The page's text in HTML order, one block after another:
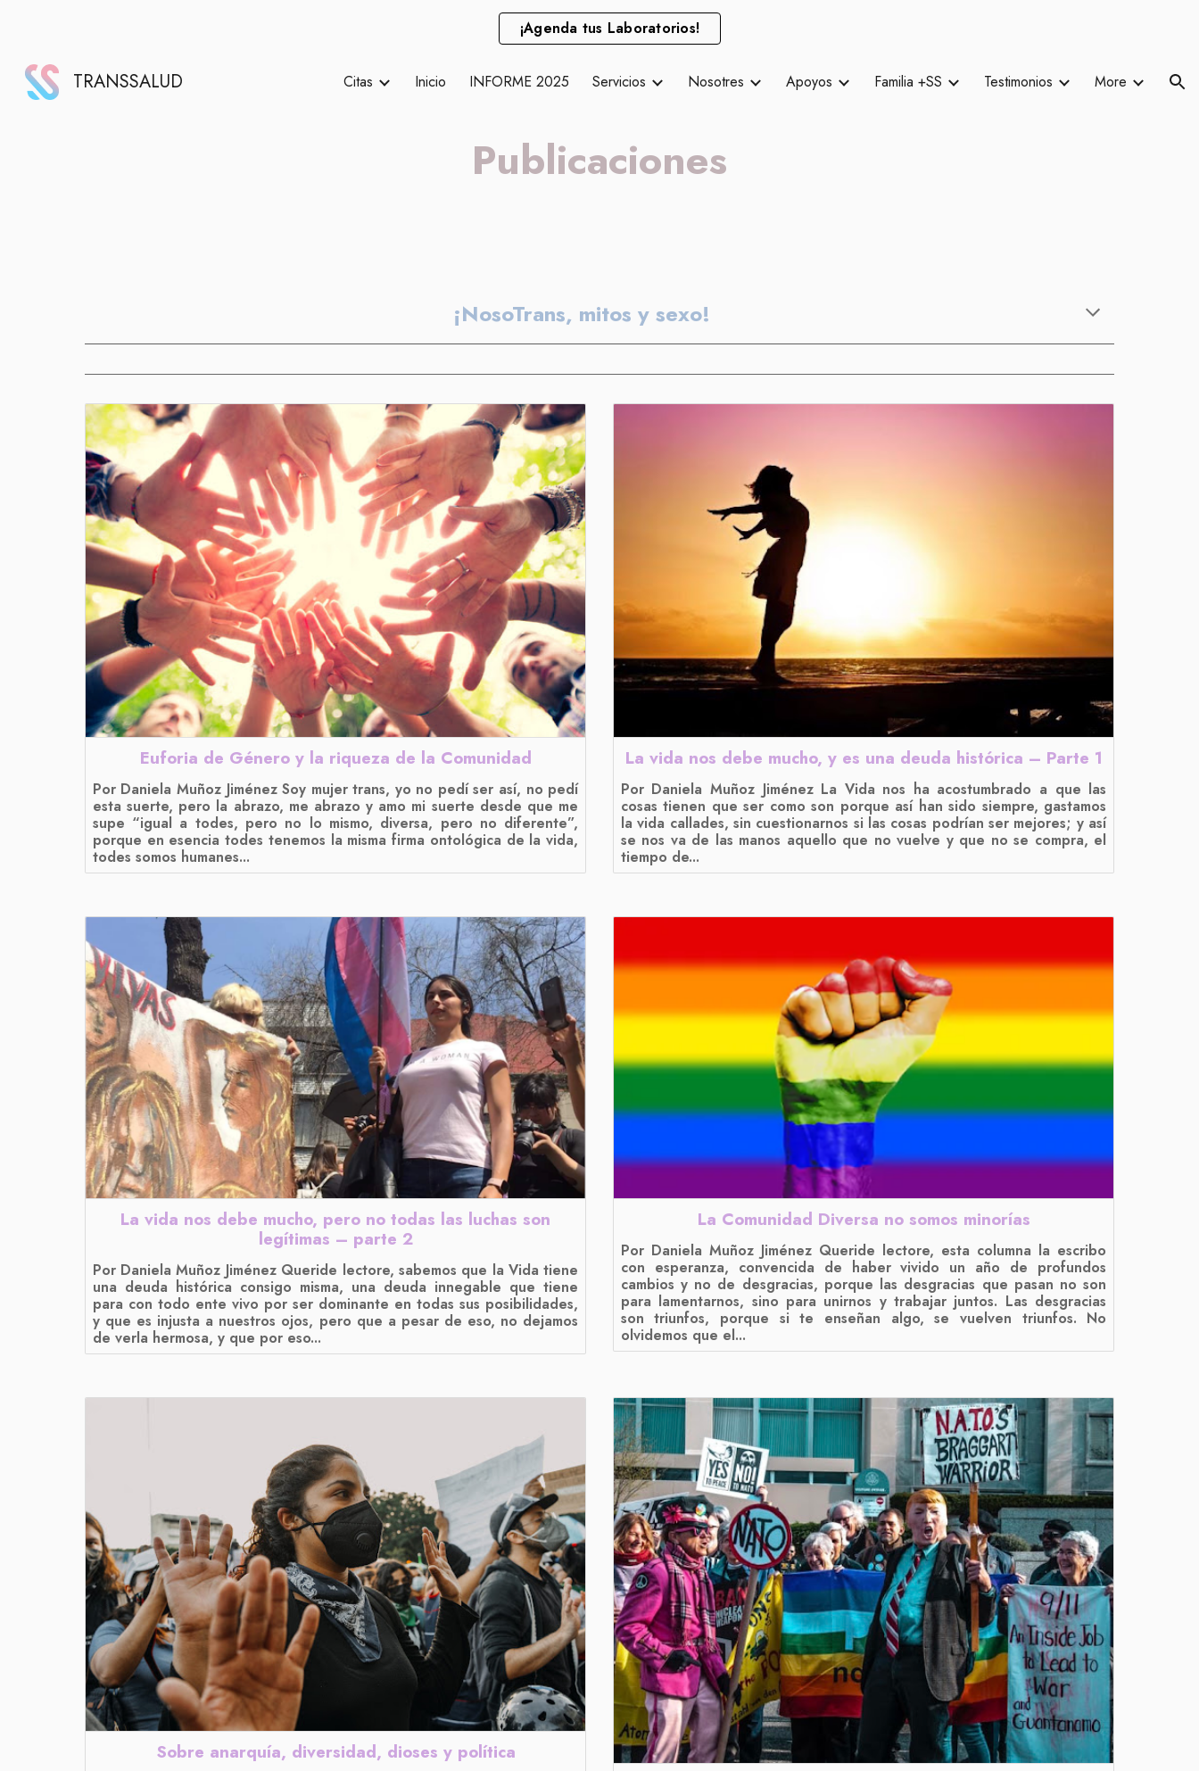
¡Agenda tus Laboratorios!
TRANSSALUD Citas Inicio INFORME 2025 Servicios Nosotres Apoyos Familia +SS Testimonios More
Publicaciones
¡NosoTrans, mitos y sexo!
Euforia de Género y la riqueza de la Comunidad
Por Daniela Muñoz Jiménez Soy mujer trans, yo no pedí ser así, no pedí
esta suerte, pero la abrazo, me abrazo y amo mi suerte desde que me
supe “igual a todes, pero no lo mismo, diversa, pero no diferente”,
porque en esencia todes tenemos la misma firma ontológica de la vida,
todes somos humanes...
La vida nos debe mucho, y es una deuda histórica – Parte 1
Por Daniela Muñoz Jiménez La Vida nos ha acostumbrado a que las
cosas tienen que ser como son porque así han sido siempre, gastamos
la vida callades, sin cuestionarnos si las cosas podrían ser mejores; y así
se nos va de las manos aquello que no vuelve y que no se compra, el
tiempo de...
La vida nos debe mucho, pero no todas las luchas son
legítimas – parte 2
Por Daniela Muñoz Jiménez Queride lectore, sabemos que la Vida tiene
una deuda histórica consigo misma, una deuda innegable que tiene
para con todo ente vivo por ser dominante en todas sus posibilidades,
y que es injusta a nuestros ojos, pero que a pesar de eso, no dejamos
de verla hermosa, y que por eso...
La Comunidad Diversa no somos minorías
Por Daniela Muñoz Jiménez Queride lectore, esta columna la escribo
con esperanza, convencida de haber vivido un año de profundos
cambios y no de desgracias, porque las desgracias que pasan no son
para lamentarnos, sino para unirnos y trabajar juntos. Las desgracias
son triunfos, porque si te enseñan algo, se vuelven triunfos. No
olvidemos que el...
Sobre anarquía, diversidad, dioses y política